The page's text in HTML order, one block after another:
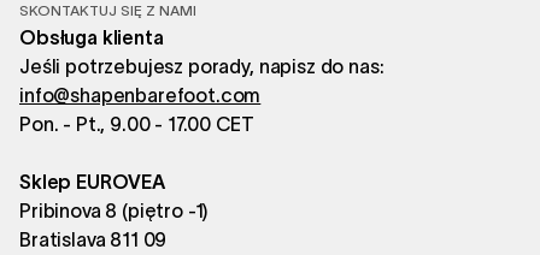
SKONTAKTUJ SIĘ Z NAMI
Obsługa klienta
Jeśli potrzebujesz porady, napisz do nas:
info@shapenbarefoot.com
Pon. - Pt., 9.00 - 17.00 CET
Sklep EUROVEA
Pribinova 8 (piętro -1)
Bratislava 811 09